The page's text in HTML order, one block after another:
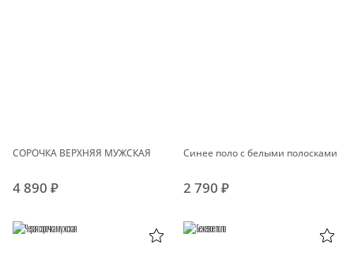
СОРОЧКА ВЕРХНЯЯ МУЖСКАЯ
4 890 ₽
Синее поло с белыми полосками
2 790 ₽